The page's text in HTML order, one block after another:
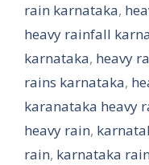
rain karnataka,
heavy rainfall
karnataka, heavy
rains karnataka,
karanataka heavy
heavy rain,
rain, karnataka